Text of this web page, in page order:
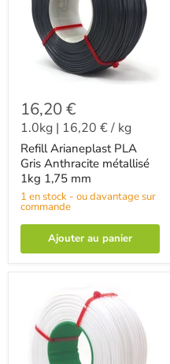
16,20 €
1.0kg | 16,20 €/ kg
Refill Arianeplast PLA
Gris Anthracite métallisé
1kg 1,75 mm
1 en stock - ou davantage sur
commande
Ajouter au panier